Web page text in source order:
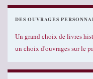
DES OUVRAGES
Un grand choix de livres
un choix d'ouvrages sur le